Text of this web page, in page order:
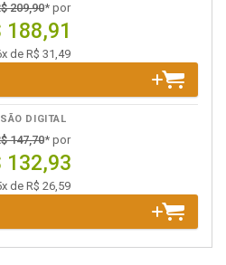
209,90* por
188,91
de R$ 31,49
DIGITAL
147,70* por
132,93
de R$ 26,59